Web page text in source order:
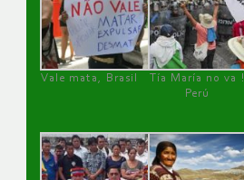
Vale mata, Brasil
Tía María no va !
Perú